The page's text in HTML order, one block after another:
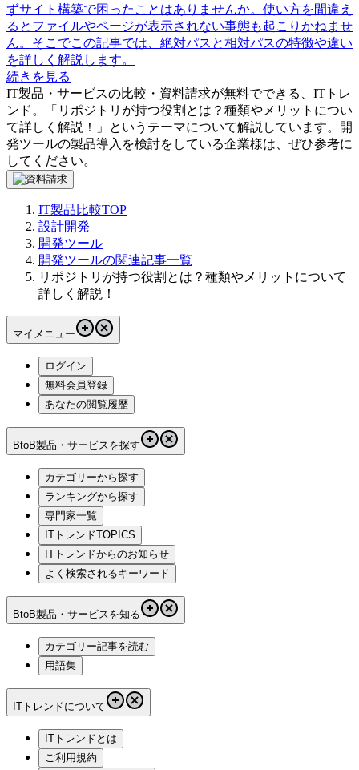
ずサイト構築で困ったことはありませんか。使い方を間違え
るとファイルやページが表示されない事態も起こりかねませ
ん。そこでこの記事では、絶対パスと相対パスの特徴や違い
を詳しく解説します。
続きを見る
IT製品・サービスの比較・資料請求が無料でできる、ITトレ
ンド。「 リポジトリが持つ役割とは？種類やメリットについ
て詳しく解説！
」というテーマについて解説しています。
開
発ツールの製品導入を検討をしている企業様は、ぜひ参考に
してください。
IT製品比較TOP
設計開発
開発ツール
開発ツールの関連記事一覧
リポジトリが持つ役割とは？種類やメリットについて
詳しく解説！
マイメニュー
ログイン
無料会員登録
あなたの閲覧履歴
BtoB製品・サービスを探す
カテゴリーから探す
ランキングから探す
専門家一覧
ITトレンドTOPICS
ITトレンドからのお知らせ
よく検索されるキーワード
BtoB製品・サービスを知る
カテゴリー記事を読む
用語集
ITトレンドについて
ITトレンドとは
ご利用規約